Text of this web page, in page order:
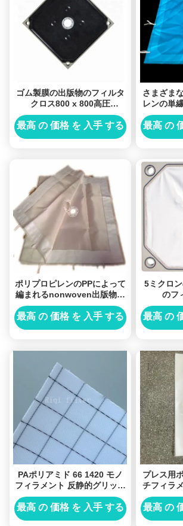
ゴム製膜の出版物のフィルタ
クロス800 x 800高圧
Alkaliproof
最高 の 価格 を 入手 する
さまざま
レンの単
ィルター
ィルター
最高 の
ポリプロピレンのPPによって
編まれるnonwoven出版物の
版のフィルタ クロス袋
最高 の 価格 を 入手 する
5ミクロ
のフ
最高 の
PAポリアミド 66 1420 モノ
フィラメント 反静的グリッド
パターンフィルター布 パーム
オイルプレスプレートフィル
最高 の 価格 を 入手 する
プレス用
チフィラ
ントフ
最高 の